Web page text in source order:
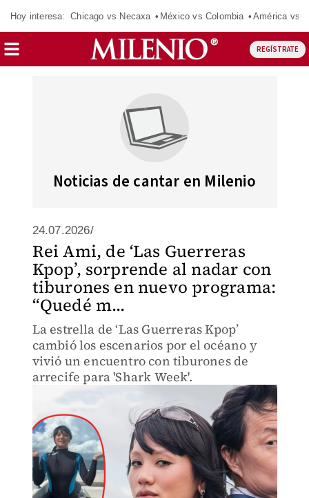
Hoy interesa: Chicago vs Necaxa México vs Colombia América vs
REGÍSTRATE
Noticias de cantar en Milenio
24.07.2026/
Rei Ami, de ‘Las Guerreras
Kpop’, sorprende al nadar con
tiburones en nuevo programa:
“Quedé m...
La estrella de ‘Las Guerreras Kpop’
cambió los escenarios por el océano y
vivió un encuentro con tiburones de
arrecife para 'Shark Week'.